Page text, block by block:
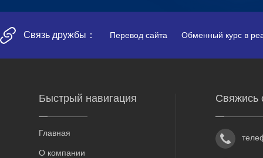
Связь дружбы： Перевод сайта Обменный курс в
Быстрый навигация
Главная
О компании
Свяжись